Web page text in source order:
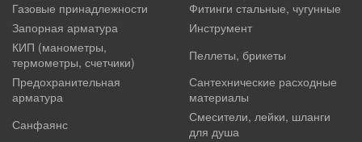
Газовые принадлежности
Фитинги стальные, чугунные
Запорная арматура
Инструмент
КИП (манометры,
термометры, счетчики)
Пеллеты, брикеты
Предохранительная
арматура
Сантехнические расходные
материалы
Санфаянс
Смесители, лейки, шланги
для душа